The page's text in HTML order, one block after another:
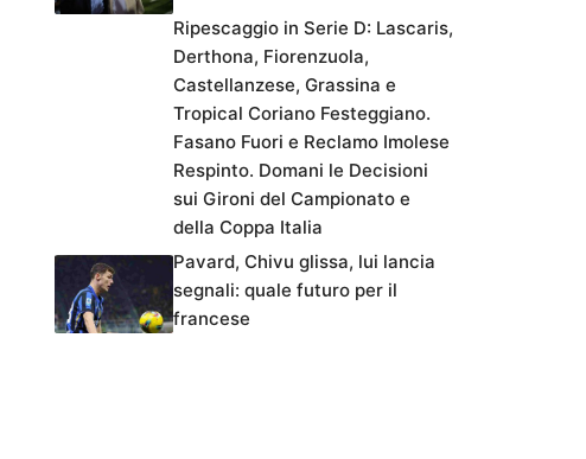
Ripescaggio in Serie D: Lascaris,
Derthona, Fiorenzuola,
Castellanzese, Grassina e
Tropical Coriano Festeggiano.
Fasano Fuori e Reclamo Imolese
Respinto. Domani le Decisioni
sui Gironi del Campionato e
della Coppa Italia
Pavard, Chivu glissa, lui lancia
segnali: quale futuro per il
francese